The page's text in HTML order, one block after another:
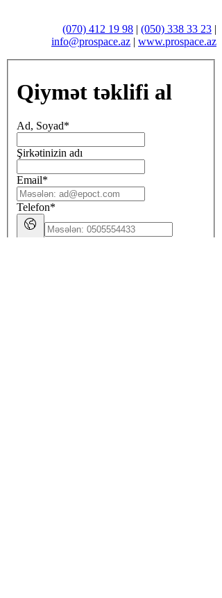
(070) 412 19 98 | (050) 338 33 23 |
info@prospace.az | www.prospace.az
Qiymət təklifi al
Ad, Soyad*
Şirkətinizin adı
Email*
Telefon*